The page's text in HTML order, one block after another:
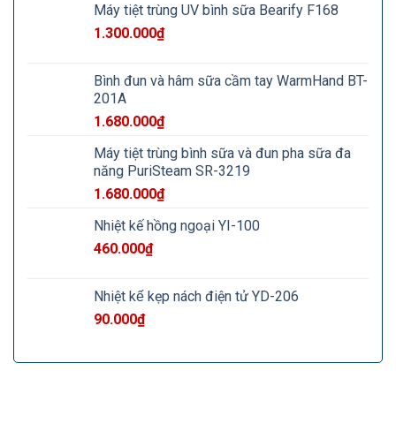
Máy tiệt trùng UV bình sữa Bearify F168
1.300.000₫
Bình đun và hâm sữa cầm tay WarmHand BT-
201A
1.680.000₫
Máy tiệt trùng bình sữa và đun pha sữa đa
năng PuriSteam SR-3219
1.680.000₫
Nhiệt kế hồng ngoại YI-100
460.000₫
Nhiệt kế kẹp nách điện tử YD-206
90.000₫